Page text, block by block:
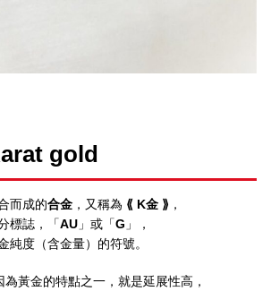
gold
而成的合金，又稱為 ⟪ K金 ⟫ ，
標誌，「AU」或「G 」，
純度（含金量）的符號。
黃金的特點之一，就是延展性高，